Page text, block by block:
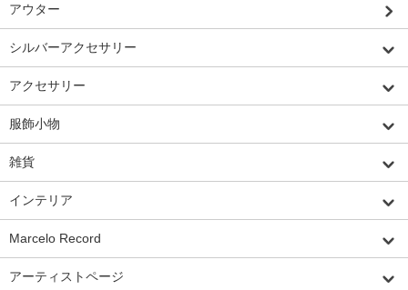
アウター
シルバーアクセサリー
アクセサリー
服飾小物
雑貨
インテリア
Marcelo Record
アーティストページ